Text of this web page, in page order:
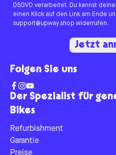
Der Spezialist für
Bikes
Refurbishment
Garantie
Preise
DSGVO verarbeitet. Du kannst
einen Klick auf den Link am Ende
support@upway.shop widerrufen.
Jetzt
Folgen Sie uns